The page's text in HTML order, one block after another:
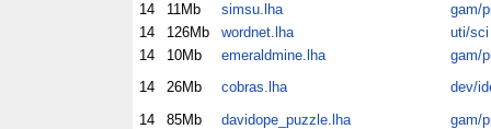
14
11Mb simsu.lha
gam/
14
126Mb wordnet.lha
uti/sci
14
10Mb emeraldmine.lha
gam/
14
26Mb cobras.lha
dev/
14
85Mb davidope_puzzle.lha
gam/